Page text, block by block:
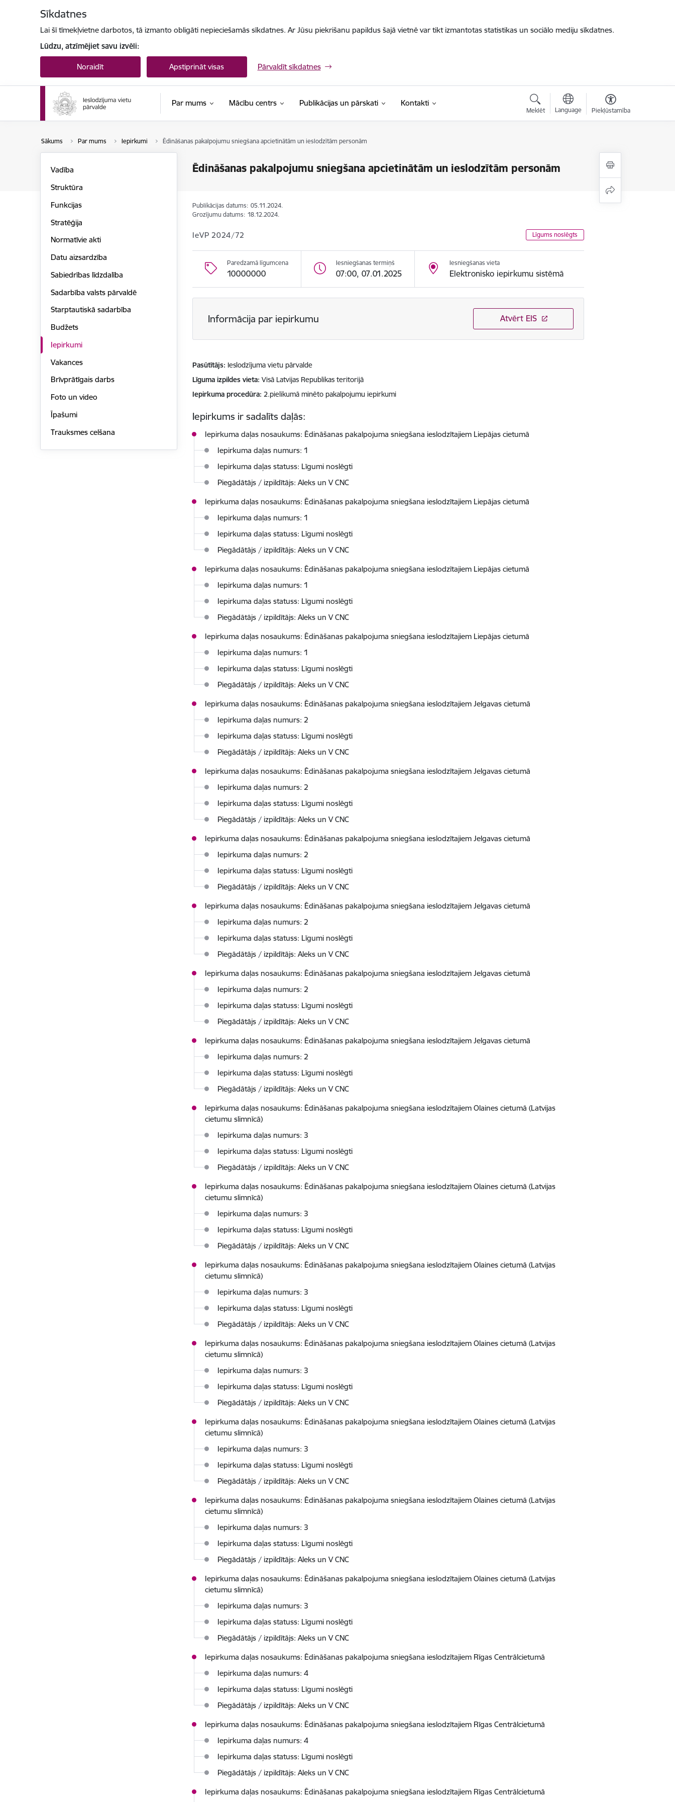
Sīkdatnes
Lai šī tīmekļvietne darbotos, tā izmanto obligāti nepieciešamās sīkdatnes. Ar Jūsu piekrišanu papildus šajā vietnē var tikt izmantotas statistikas un sociālo mediju sīkdatnes.
Lūdzu, atzīmējiet savu izvēli:
Noraidīt Apstiprināt visas Pārvaldīt sīkdatnes
Par mums Mācību centrs Publikācijas un pārskati Kontakti
Meklēt Language Piekļūstamība
Sākums Par mums Iepirkumi Ēdināšanas pakalpojumu sniegšana apcietinātām un ieslodzītām personām
Ēdināšanas pakalpojumu sniegšana apcietinātām un ieslodzītām personām
Vadība
Struktūra
Funkcijas
Stratēģija
Normatīvie akti
Datu aizsardzība
Sabiedrības līdzdalība
Sadarbība valsts pārvaldē
Starptautiskā sadarbība
Budžets
Iepirkumi
Vakances
Brīvprātīgais darbs
Foto un video
Īpašumi
Trauksmes celšana
Publikācijas datums: 05.11.2024.
Grozījumu datums: 18.12.2024.
IeVP 2024/72 Līgums noslēgts
Paredzamā līgumcena
10000000
Iesniegšanas termiņš
07:00, 07.01.2025
Iesniegšanas vieta
Elektronisko iepirkumu sistēmā
Informācija par iepirkumu Atvērt EIS
Pasūtītājs Ieslodzījuma vietu pārvalde
Līguma izpildes vieta Visā Latvijas Republikas teritorijā
Iepirkuma procedūra 2.pielikumā minēto pakalpojumu iepirkumi
Iepirkums ir sadalīts daļās:
Iepirkuma daļas nosaukums: Ēdināšanas pakalpojuma sniegšana ieslodzītajiem Liepājas cietumā
Iepirkuma daļas numurs: 1
Iepirkuma daļas statuss: Līgumi noslēgti
Piegādātājs / izpildītājs: Aleks un V CNC
Iepirkuma daļas nosaukums: Ēdināšanas pakalpojuma sniegšana ieslodzītajiem Liepājas cietumā
Iepirkuma daļas numurs: 1
Iepirkuma daļas statuss: Līgumi noslēgti
Piegādātājs / izpildītājs: Aleks un V CNC
Iepirkuma daļas nosaukums: Ēdināšanas pakalpojuma sniegšana ieslodzītajiem Liepājas cietumā
Iepirkuma daļas numurs: 1
Iepirkuma daļas statuss: Līgumi noslēgti
Piegādātājs / izpildītājs: Aleks un V CNC
Iepirkuma daļas nosaukums: Ēdināšanas pakalpojuma sniegšana ieslodzītajiem Liepājas cietumā
Iepirkuma daļas numurs: 1
Iepirkuma daļas statuss: Līgumi noslēgti
Piegādātājs / izpildītājs: Aleks un V CNC
Iepirkuma daļas nosaukums: Ēdināšanas pakalpojuma sniegšana ieslodzītajiem Jelgavas cietumā
Iepirkuma daļas numurs: 2
Iepirkuma daļas statuss: Līgumi noslēgti
Piegādātājs / izpildītājs: Aleks un V CNC
Iepirkuma daļas nosaukums: Ēdināšanas pakalpojuma sniegšana ieslodzītajiem Jelgavas cietumā
Iepirkuma daļas numurs: 2
Iepirkuma daļas statuss: Līgumi noslēgti
Piegādātājs / izpildītājs: Aleks un V CNC
Iepirkuma daļas nosaukums: Ēdināšanas pakalpojuma sniegšana ieslodzītajiem Jelgavas cietumā
Iepirkuma daļas numurs: 2
Iepirkuma daļas statuss: Līgumi noslēgti
Piegādātājs / izpildītājs: Aleks un V CNC
Iepirkuma daļas nosaukums: Ēdināšanas pakalpojuma sniegšana ieslodzītajiem Jelgavas cietumā
Iepirkuma daļas numurs: 2
Iepirkuma daļas statuss: Līgumi noslēgti
Piegādātājs / izpildītājs: Aleks un V CNC
Iepirkuma daļas nosaukums: Ēdināšanas pakalpojuma sniegšana ieslodzītajiem Jelgavas cietumā
Iepirkuma daļas numurs: 2
Iepirkuma daļas statuss: Līgumi noslēgti
Piegādātājs / izpildītājs: Aleks un V CNC
Iepirkuma daļas nosaukums: Ēdināšanas pakalpojuma sniegšana ieslodzītajiem Jelgavas cietumā
Iepirkuma daļas numurs: 2
Iepirkuma daļas statuss: Līgumi noslēgti
Piegādātājs / izpildītājs: Aleks un V CNC
Iepirkuma daļas nosaukums: Ēdināšanas pakalpojuma sniegšana ieslodzītajiem Olaines cietumā (Latvijas
cietumu slimnīcā)
Iepirkuma daļas numurs: 3
Iepirkuma daļas statuss: Līgumi noslēgti
Piegādātājs / izpildītājs: Aleks un V CNC
Iepirkuma daļas nosaukums: Ēdināšanas pakalpojuma sniegšana ieslodzītajiem Olaines cietumā (Latvijas
cietumu slimnīcā)
Iepirkuma daļas numurs: 3
Iepirkuma daļas statuss: Līgumi noslēgti
Piegādātājs / izpildītājs: Aleks un V CNC
Iepirkuma daļas nosaukums: Ēdināšanas pakalpojuma sniegšana ieslodzītajiem Olaines cietumā (Latvijas
cietumu slimnīcā)
Iepirkuma daļas numurs: 3
Iepirkuma daļas statuss: Līgumi noslēgti
Piegādātājs / izpildītājs: Aleks un V CNC
Iepirkuma daļas nosaukums: Ēdināšanas pakalpojuma sniegšana ieslodzītajiem Olaines cietumā (Latvijas
cietumu slimnīcā)
Iepirkuma daļas numurs: 3
Iepirkuma daļas statuss: Līgumi noslēgti
Piegādātājs / izpildītājs: Aleks un V CNC
Iepirkuma daļas nosaukums: Ēdināšanas pakalpojuma sniegšana ieslodzītajiem Olaines cietumā (Latvijas
cietumu slimnīcā)
Iepirkuma daļas numurs: 3
Iepirkuma daļas statuss: Līgumi noslēgti
Piegādātājs / izpildītājs: Aleks un V CNC
Iepirkuma daļas nosaukums: Ēdināšanas pakalpojuma sniegšana ieslodzītajiem Olaines cietumā (Latvijas
cietumu slimnīcā)
Iepirkuma daļas numurs: 3
Iepirkuma daļas statuss: Līgumi noslēgti
Piegādātājs / izpildītājs: Aleks un V CNC
Iepirkuma daļas nosaukums: Ēdināšanas pakalpojuma sniegšana ieslodzītajiem Olaines cietumā (Latvijas
cietumu slimnīcā)
Iepirkuma daļas numurs: 3
Iepirkuma daļas statuss: Līgumi noslēgti
Piegādātājs / izpildītājs: Aleks un V CNC
Iepirkuma daļas nosaukums: Ēdināšanas pakalpojuma sniegšana ieslodzītajiem Rīgas Centrālcietumā
Iepirkuma daļas numurs: 4
Iepirkuma daļas statuss: Līgumi noslēgti
Piegādātājs / izpildītājs: Aleks un V CNC
Iepirkuma daļas nosaukums: Ēdināšanas pakalpojuma sniegšana ieslodzītajiem Rīgas Centrālcietumā
Iepirkuma daļas numurs: 4
Iepirkuma daļas statuss: Līgumi noslēgti
Piegādātājs / izpildītājs: Aleks un V CNC
Iepirkuma daļas nosaukums: Ēdināšanas pakalpojuma sniegšana ieslodzītajiem Rīgas Centrālcietumā